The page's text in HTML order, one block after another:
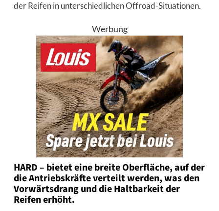
der Reifen in unterschiedlichen Offroad-Situationen.
Werbung
HARD – bietet eine breite Oberfläche, auf der
die Antriebskräfte verteilt werden, was den
Vorwärtsdrang und die Haltbarkeit der
Reifen erhöht.